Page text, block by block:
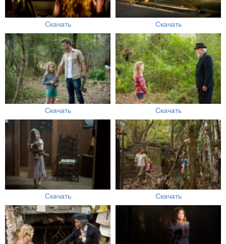
Скачать Скачать
Скачать Скачать
Скачать Скачать